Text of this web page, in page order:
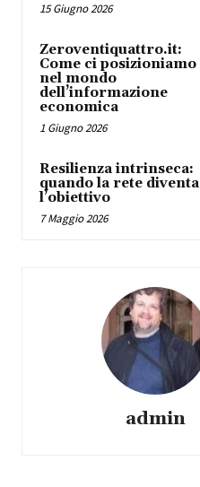
15 Giugno 2026
Zeroventiquattro.it:
Come ci posizioniamo
nel mondo
dell’informazione
economica
1 Giugno 2026
Resilienza intrinseca:
quando la rete diventa
l’obiettivo
7 Maggio 2026
admin